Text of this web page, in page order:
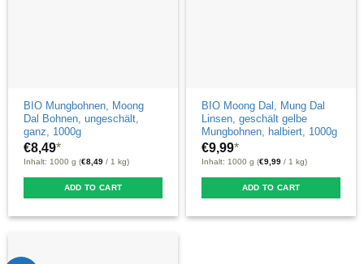
BIO Mungbohnen, Moong
Dal Bohnen, ungeschält,
ganz, 1000g
€8,49*
Inhalt: 1000 g (€8,49 / 1 kg)
ADD TO CART
BIO Moong Dal, Mung Dal
Linsen, geschält gelbe
Mungbohnen, halbiert, 1000g
€9,99*
Inhalt: 1000 g (€9,99 / 1 kg)
ADD TO CART